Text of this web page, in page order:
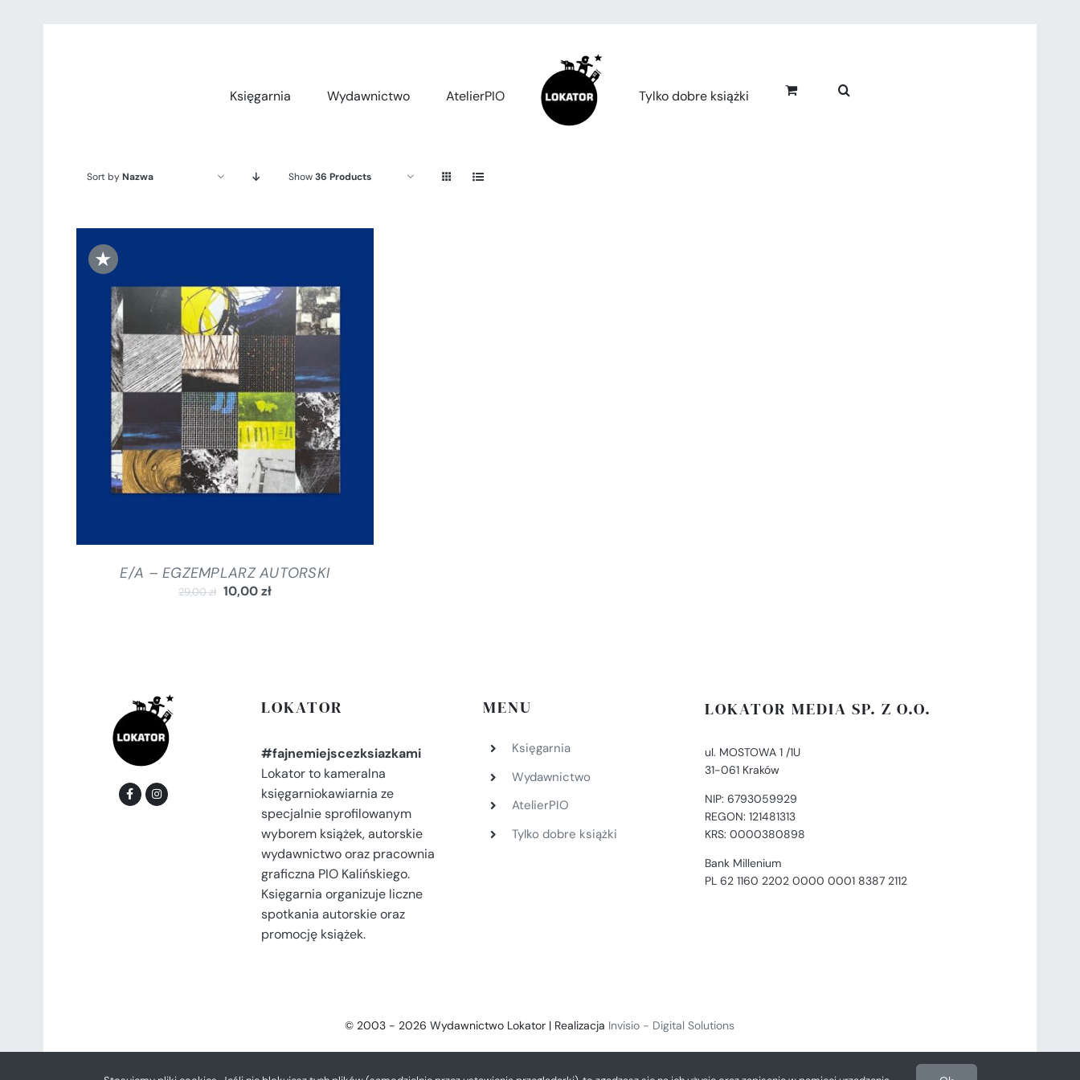
Księgarnia
Wydawnictwo AtelierPIO Tylko dobre książki
Sort byNazwa Show36 Products
★
DODAJ DO KOSZYKA / SZCZEGÓŁY
E/A – EGZEMPLARZ AUTORSKI
29,00zł 10,00zł
LOKATOR
#fajnemiejscezksiazkami
Lokator to kameralna
księgarniokawiarnia ze
specjalnie sprofilowanym
wyborem książek, autorskie
wydawnictwo oraz pracownia
graficzna PIO Kalińskiego.
Księgarnia organizuje liczne
spotkania autorskie oraz
promocję książek.
MENU
Księgarnia
Wydawnictwo
AtelierPIO
Tylko dobre książki
LOKATOR MEDIA SP. Z O.O.
ul. MOSTOWA 1 /1U
31-061 Kraków
NIP: 6793059929
REGON: 121481313
KRS: 0000380898
Bank Millenium
PL 62 1160 2202 0000 0001 8387 2112
© 2003 - 2026 Wydawnictwo Lokator | Realizacja Invisio - Digital Solutions